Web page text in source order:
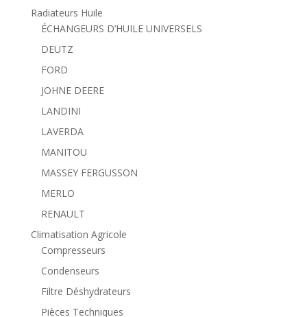
Radiateurs Huile
ÉCHANGEURS D’HUILE UNIVERSELS
DEUTZ
FORD
JOHNE DEERE
LANDINI
LAVERDA
MANITOU
MASSEY FERGUSSON
MERLO
RENAULT
Climatisation Agricole
Compresseurs
Condenseurs
Filtre Déshydrateurs
Pièces Techniques